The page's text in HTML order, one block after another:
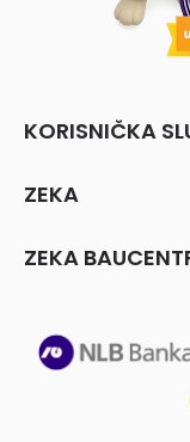
KORISNIČKA
ZEKA
ZEKA